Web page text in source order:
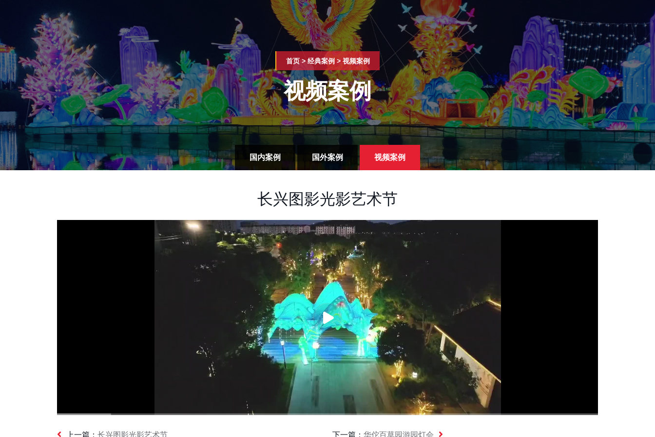
首页>经典案例 >视频案例
视频案例
国内案例 国外案例 视频案例
长兴图影光影艺术节
上一篇： 长兴图影光影艺术节 下一篇： 华佗百草园游园灯会